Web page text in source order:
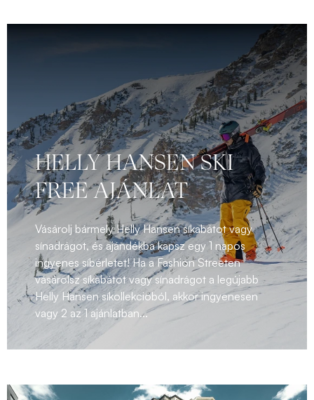
HELLY HANSEN SKI
FREE AJÁNLAT
Vásárolj bármely Helly Hansen síkabátot vagy
sínadrágot, és ajándékba kapsz egy 1 napos
ingyenes síbérletet! Ha a Fashion Streeten
vásárolsz síkabátot vagy sínadrágot a legújabb
Helly Hansen síkollekcióból, akkor ingyenesen
vagy 2 az 1 ajánlatban...